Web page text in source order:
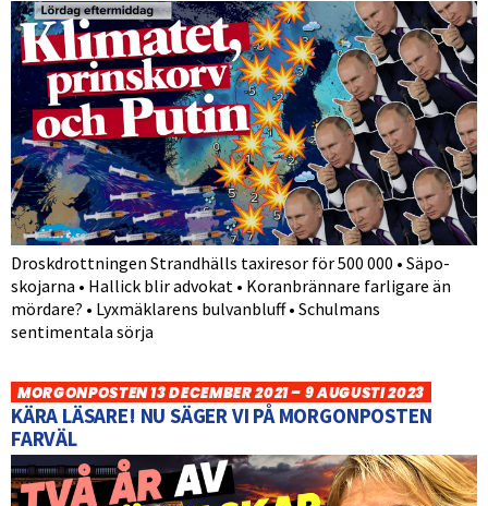
Droskdrottningen Strandhälls taxiresor för 500 000 • Säpo-
skojarna • Hallick blir advokat • Koranbrännare farligare än
mördare? • Lyxmäklarens bulvanbluff • Schulmans
sentimentala sörja
MORGONPOSTEN 13 DECEMBER 2021 – 9 AUGUSTI 2023
KÄRA LÄSARE! NU SÄGER VI PÅ MORGONPOSTEN
FARVÄL